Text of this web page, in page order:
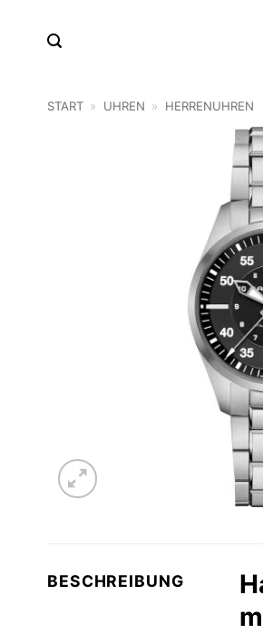
START » UHREN » HERRENUHREN
BESCHREIBUNG